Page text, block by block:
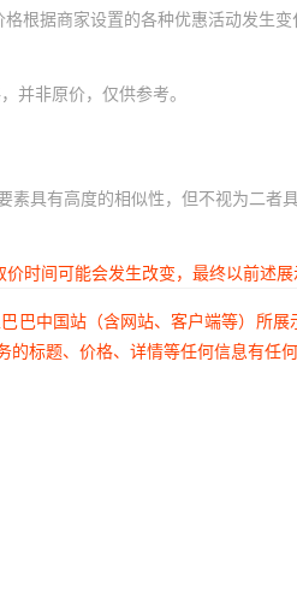
根据商家设置的各种优惠活动发生变
并非原价，仅供参考。
具有高度的相似性，但不视为二者
时间可能会发生改变，最终以前述展
巴中国站（含网站、客户端等）所
标题、价格、详情等任何信息有